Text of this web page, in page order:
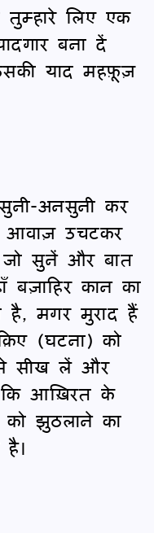
तुम्हारे लिए एक
बना दें
याद महफ़ूज़
अनसुनी कर
उचटकर
सुनें और बात
बज़ाहिर कान का
है, मगर मुराद हैं
(घटना) को
सीख लें और
आख़िरत के
झुठलाने का